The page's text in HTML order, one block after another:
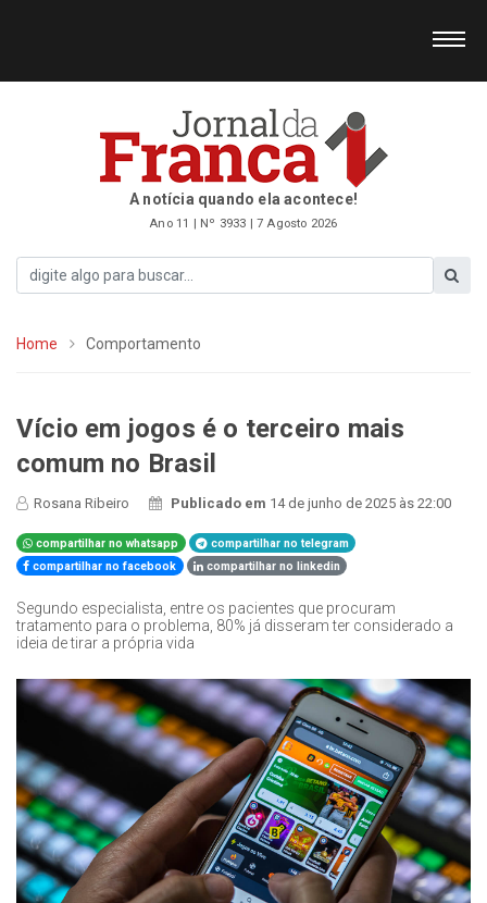
A notícia quando ela acontece!
Ano 11 | Nº 3933 | 7 Agosto 2026
Home Comportamento
Vício em jogos é o terceiro mais
comum no Brasil
Rosana Ribeiro Publicado em 14 de junho de 2025 às 22:00
compartilhar no whatsapp
compartilhar no telegram
compartilhar no facebook
compartilhar no linkedin
Segundo especialista, entre os pacientes que procuram
tratamento para o problema, 80% já disseram ter considerado a
ideia de tirar a própria vida